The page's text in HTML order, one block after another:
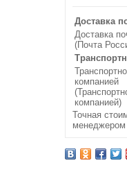
Доставка
Доставка
(Почта
компанией
компанией)
Точная
менеджером